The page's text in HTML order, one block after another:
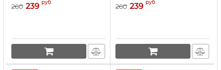
260 239 руб
540 Extrait" 45 ml
260 239 руб